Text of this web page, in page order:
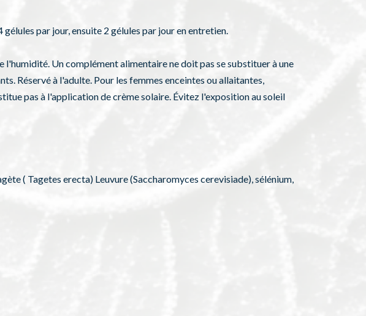
par jour, ensuite 2 gélules par jour en entretien.
l'humidité. Un complément alimentaire ne doit pas se substituer à une
Réservé à l'adulte. Pour les femmes enceintes ou allaitantes,
pas à l'application de crème solaire. Évitez l'exposition au soleil
( Tagetes erecta) Leuvure (Saccharomyces cerevisiade), sélénium,